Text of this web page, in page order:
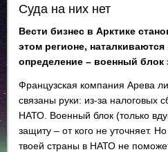
Суда на них нет
Вести бизнес в Арктике
этом регионе,
определение – военный блок
Французская компания Арева
связаны руки: из-за налоговых
НАТО. Военный блок (только
защиту – от кого не уточняет.
твоей страны в НАТО не